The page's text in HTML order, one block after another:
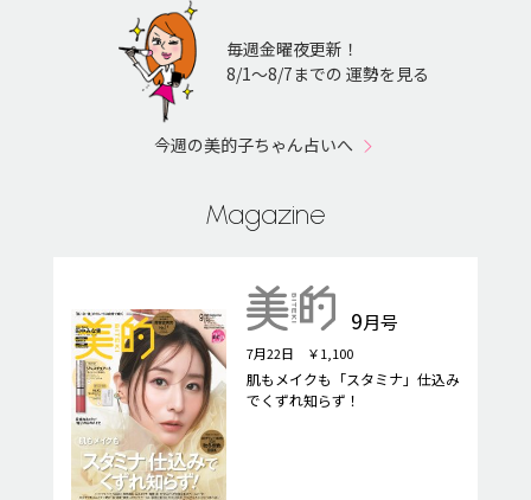
毎週金曜夜更新！
8/1〜8/7までの 運勢を見る
今週の美的子ちゃん占いへ
Magazine
9月号
7月22日 ￥1,100
肌もメイクも「スタミナ」仕込み
でくずれ知らず！